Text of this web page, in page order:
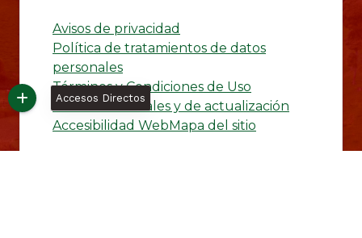
Avisos de privacidad
Política de tratamientos de datos
personales
Términos y Condiciones de Uso
Política editoriales y de actualización
Accesibilidad Web Mapa del sitio
Accesos Directos